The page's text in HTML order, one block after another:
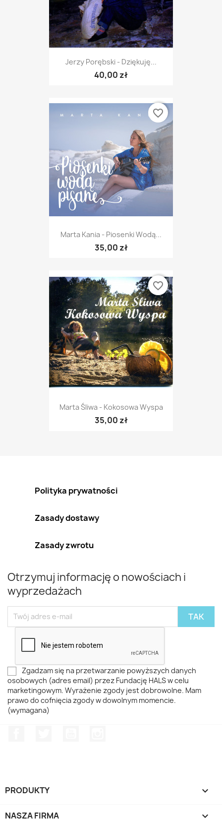
Jerzy Porębski - Dziękuję...
40,00 zł
Marta Kania - Piosenki Wodą...
35,00 zł
favorite_border
Marta Śliwa - Kokosowa Wyspa
35,00 zł
favorite_border
Polityka prywatności
Zasady dostawy
Zasady zwrotu
Otrzymuj informację o nowościach i
wyprzedażach
Zgadzam się na przetwarzanie powyższych danych
osobowych (adres email) przez Fundację HALS w celu
marketingowym. Wyrażenie zgody jest dobrowolne. Mam
prawo do cofnięcia zgody w dowolnym momencie.
(wymagana)
PRODUKTY 
NASZA FIRMA 